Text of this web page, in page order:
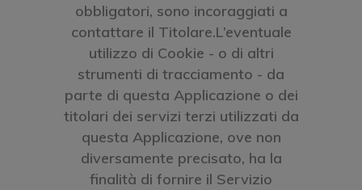
obbligatori, sono incoraggiati a
contattare il Titolare.L’eventuale
utilizzo di Cookie - o di altri
strumenti di tracciamento - da
parte di questa Applicazione o dei
titolari dei servizi terzi utilizzati da
questa Applicazione, ove non
diversamente precisato, ha la
finalità di fornire il Servizio